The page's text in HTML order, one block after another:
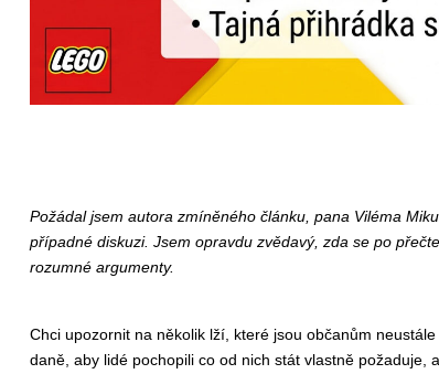
Požádal jsem autora zmíněného článku, pana Viléma
případné diskuzi. Jsem opravdu zvědavý, zda se po
rozumné argumenty.
Chci upozornit na několik lží, které jsou občanům
daně, aby lidé pochopili co od nich stát vlastně